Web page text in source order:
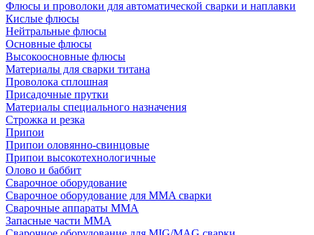
Флюсы и проволоки для автоматической сварки и наплавки
Кислые флюсы
Нейтральные флюсы
Основные флюсы
Высокоосновные флюсы
Материалы для сварки титана
Проволока сплошная
Присадочные прутки
Материалы специального назначения
Строжка и резка
Припои
Припои оловянно-свинцовые
Припои высокотехнологичные
Олово и баббит
Сварочное оборудование
Сварочное оборудование для MMA сварки
Сварочные аппараты MMA
Запасные части MMA